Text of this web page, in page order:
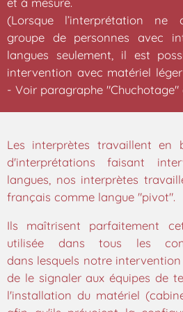
(Lorsque l’interprétation ne
groupe de personnes avec
langues seulement, il est
intervention avec matériel
- Voir paragraphe "Chuchotage"
Les interprètes travaillent en
d'interprétations faisant
langues, nos interprètes
français comme langue "pivot".
Ils maîtrisent parfaitement
utilisée dans tous les
dans lesquels notre
de le signaler aux équipes de
l'installation du matériel